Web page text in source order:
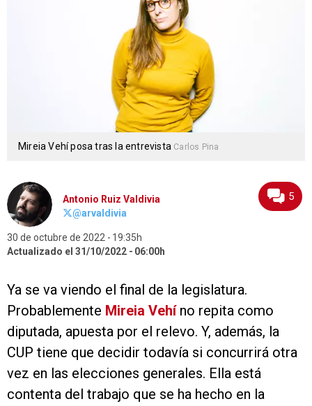
Mireia Vehí posa tras la entrevista Carlos Pina
Antonio Ruiz Valdivia
@arvaldivia
30 de octubre de 2022
19:35h
Actualizado el 31/10/2022
06:00h
5
Ya se va viendo el final de la legislatura.
Probablemente Mireia Vehí no repita como
diputada, apuesta por el relevo. Y, además, la
CUP tiene que decidir todavía si concurrirá otra
vez en las elecciones generales. Ella está
contenta del trabajo que se ha hecho en la